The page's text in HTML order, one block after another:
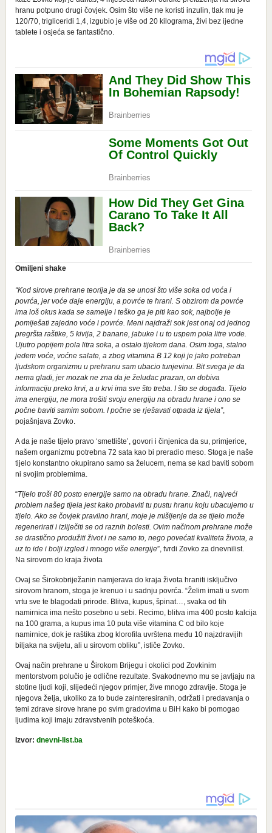
hranu potpuno drugi čovjek. Osim što više ne koristi inzulin, tlak mu je
120/70, trigliceridi 1,4, izgubio je više od 20 kilograma, živi bez ijedne
tablete i osjeća se fantastično.
Omiljeni shake
“Kod sirove prehrane teorija je da se unosi što više soka od voća i
povrća, jer voće daje energiju, a povrće te hrani. S obzirom da povrće
ima loš okus kada se samelje i teško ga je piti kao sok, najbolje je
pomiješati zajedno voće i povrće. Meni najdraži sok jest onaj od jednog
pregršta raštike, 5 kivija, 2 banane, jabuke i u to uspem pola litre vode.
Ujutro popijem pola litra soka, a ostalo tijekom dana. Osim toga, stalno
jedem voće, voćne salate, a zbog vitamina B 12 koji je jako potreban
ljudskom organizmu u prehranu sam ubacio tunjevinu. Bit svega je da
nema gladi, jer mozak ne zna da je želudac prazan, on dobiva
informaciju preko krvi, a u krvi ima sve što treba. I što se događa. Tijelo
ima energiju, ne mora trošiti svoju energiju na obradu hrane i ono se
počne baviti samim sobom. I počne se rješavati otpada iz tijela”,
pojašnjava Zovko.
A da je naše tijelo pravo ‘smetlište’, govori i činjenica da su, primjerice,
našem organizmu potrebna 72 sata kao bi preradio meso. Stoga je naše
tijelo konstantno okupirano samo sa želucem, nema se kad baviti sobom
ni svojim problemima.
“Tijelo troši 80 posto energije samo na obradu hrane. Znači, najveći
problem našeg tijela jest kako probaviti tu pustu hranu koju ubacujemo u
tijelo. Ako se čovjek pravilno hrani, moje je mišljenje da se tijelo može
regenerirati i izliječiti se od raznih bolesti. Ovim načinom prehrane može
se drastično produžiti život i ne samo to, nego povećati kvaliteta života, a
uz to ide i bolji izgled i mnogo više energije”, tvrdi Zovko za dnevnilist.
Na sirovom do kraja života
Ovaj se Širokobriježanin namjerava do kraja života hraniti isključivo
sirovom hranom, stoga je krenuo i u sadnju povrća. “Želim imati u svom
vrtu sve te blagodati prirode. Blitva, kupus, špinat…, svaka od tih
namirnica ima nešto posebno u sebi. Recimo, blitva ima 400 posto kalcija
na 100 grama, a kupus ima 10 puta više vitamina C od bilo koje
namirnice, dok je raštika zbog klorofila uvrštena među 10 najzdravijih
biljaka na svijetu, ali u sirovom obliku”, ističe Zovko.
Ovaj način prehrane u Širokom Brijegu i okolici pod Zovkinim
mentorstvom polučio je odlične rezultate. Svakodnevno mu se javljaju na
stotine ljudi koji, slijedeći njegov primjer, žive mnogo zdravije. Stoga je
njegova želja, ukoliko za to bude zainteresiranih, održati i predavanja o
temi zdrave sirove hrane po svim gradovima u BiH kako bi pomogao
ljudima koji imaju zdravstvenih poteškoća.
Izvor: dnevni-list.ba